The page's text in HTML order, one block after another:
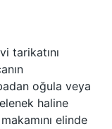
tarikatını
oğula veya
haline
elinde